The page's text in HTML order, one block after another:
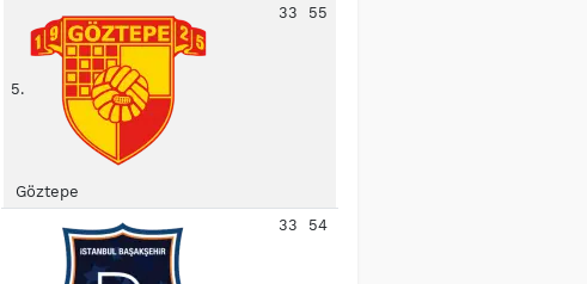
5.
Göztepe
33 55
33 54